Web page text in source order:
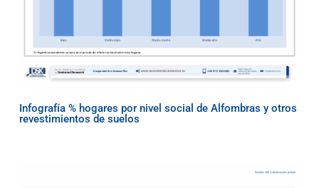
Infografía % hogares por nivel social de Alfombras y otros
revestimientos de suelos